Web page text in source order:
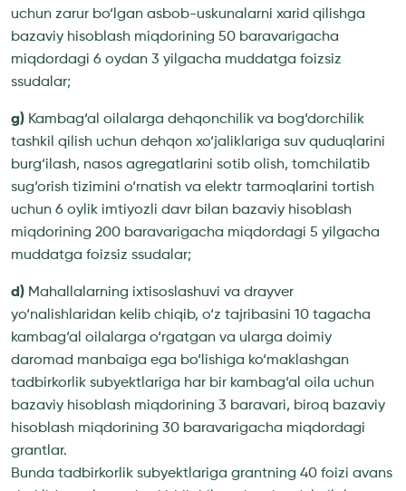
uchun zarur bo‘lgan asbob-uskunalarni xarid qilishga
bazaviy hisoblash miqdorining 50 baravarigacha
miqdordagi 6 oydan 3 yilgacha muddatga foizsiz
ssudalar;
g) Kambag‘al oilalarga dehqonchilik va bog‘dorchilik
tashkil qilish uchun dehqon xo‘jaliklariga suv quduqlarini
burg‘ilash, nasos agregatlarini sotib olish, tomchilatib
sug‘orish tizimini o‘rnatish va elektr tarmoqlarini tortish
uchun 6 oylik imtiyozli davr bilan bazaviy hisoblash
miqdorining 200 baravarigacha miqdordagi 5 yilgacha
muddatga foizsiz ssudalar;
d) Mahallalarning ixtisoslashuvi va drayver
yo‘nalishlaridan kelib chiqib, o‘z tajribasini 10 tagacha
kambag‘al oilalarga o‘rgatgan va ularga doimiy
daromad manbaiga ega bo‘lishiga ko‘maklashgan
tadbirkorlik subyektlariga har bir kambag‘al oila uchun
bazaviy hisoblash miqdorining 3 baravari, biroq bazaviy
hisoblash miqdorining 30 baravarigacha miqdordagi
grantlar.
Bunda tadbirkorlik subyektlariga grantning 40 foizi avans